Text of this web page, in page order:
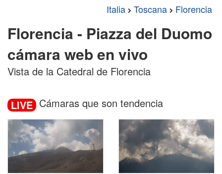
Italia Toscana Florencia
Florencia - Piazza del Duomo
cámara web en vivo
Vista de la Catedral de Florencia
LIVE Cámaras que son tendencia